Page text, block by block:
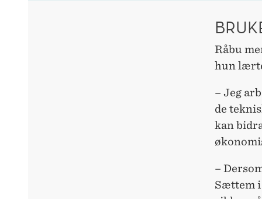
Råbu
hun
– Jeg
de
kan
–
Sættem i